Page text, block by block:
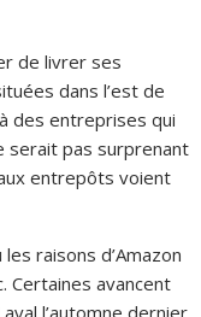
de livrer ses
dans l’est de
des entreprises qui
serait pas surprenant
entrepôts voient
raisons d’Amazon
Certaines avancent